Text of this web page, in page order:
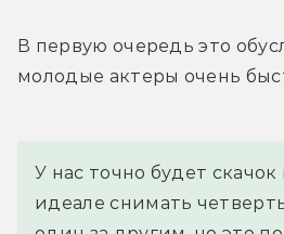
В первую очередь это
молодые актеры очень
У нас точно будет
идеале снимать